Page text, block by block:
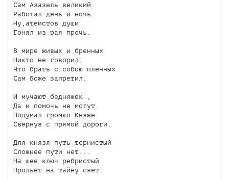
Сам Азазель великий
Работал день и ночь.
Ну,атеистов души
Гонял из рая прочь.
В мире живых и бренных
Никто не говорил,
Что брать с собою пленных
Сам Боже запретил.
И мучают бедняжек ,
Да и помочь не могут.
Подумал громко Княже
Свернув с прямой дороги.
Для князя путь тернистый
Сложнее пути нет...
На шее ключ ребристый
Прольет на тайну свет.